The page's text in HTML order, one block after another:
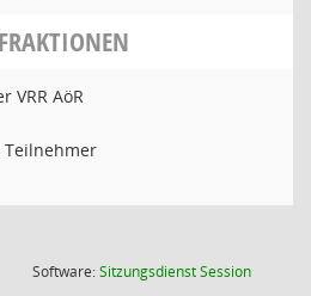
VRR AöR
Teilnehmer
Software:SitzungsdienstSession(Wird in